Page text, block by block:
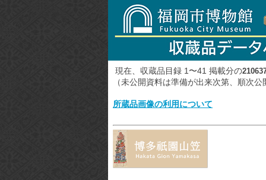
現在、収蔵品目録 1〜41 掲載分の
（未公開資料は準備が出来次第、順次
所蔵品画像の利用について